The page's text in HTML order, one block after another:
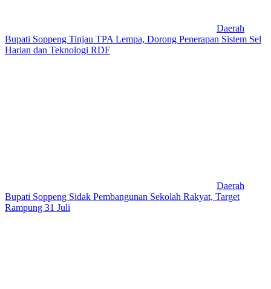
Daerah
Bupati Soppeng Tinjau TPA Lempa, Dorong Penerapan Sistem Sel
Harian dan Teknologi RDF
Daerah
Bupati Soppeng Sidak Pembangunan Sekolah Rakyat, Target
Rampung 31 Juli